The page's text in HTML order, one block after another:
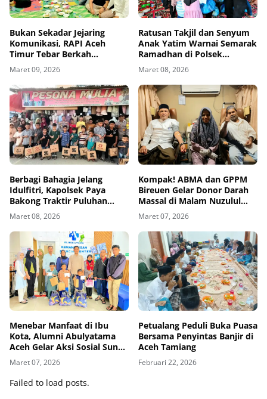
Bukan Sekadar Jejaring
Komunikasi, RAPI Aceh
Timur Tebar Berkah
Ramadhan Bersama Anak
Yatim
Maret 09, 2026
Ratusan Takjil dan Senyum
Anak Yatim Warnai Semarak
Ramadhan di Polsek
Seunuddon
Maret 08, 2026
Berbagi Bahagia Jelang
Idulfitri, Kapolsek Paya
Bakong Traktir Puluhan
Anak Yatim Baju Lebaran
Maret 08, 2026
Kompak! ABMA dan GPPM
Bireuen Gelar Donor Darah
Massal di Malam Nuzulul
Qur’an
Maret 07, 2026
Menebar Manfaat di Ibu
Kota, Alumni Abulyatama
Aceh Gelar Aksi Sosial Sunat
Massal
Maret 07, 2026
Petualang Peduli Buka Puasa
Bersama Penyintas Banjir di
Aceh Tamiang
Februari 22, 2026
Failed to load posts.